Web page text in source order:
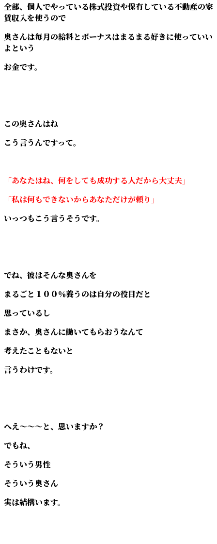
全部、個人でやっている株式投資や保有している不動産の家
賃収入を使うので
奥さんは毎月の給料とボーナスはまるまる好きに使っていい
よという
お金です。
この奥さんはね
こう言うんですって。
「あなたはね、何をしても成功する人だから大丈夫」
「私は何もできないからあなただけが頼り」
いっつもこう言うそうです。
でね、彼はそんな奧さんを
まるごと１００％養うのは自分の役目だと
思っているし
まさか、奥さんに働いてもらおうなんて
考えたこともないと
言うわけです。
へえ～～～と、思いますか？
でもね、
そういう男性
そういう奧さん
実は結構います。